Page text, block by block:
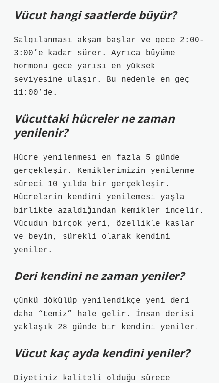
Vücut hangi saatlerde büyür?
Salgılanması akşam başlar ve gece 2:00-
3:00’e kadar sürer. Ayrıca büyüme
hormonu gece yarısı en yüksek
seviyesine ulaşır. Bu nedenle en geç
11:00’de.
Vücuttaki hücreler ne zaman
yenilenir?
Hücre yenilenmesi en fazla 5 günde
gerçekleşir. Kemiklerimizin yenilenme
süreci 10 yılda bir gerçekleşir.
Hücrelerin kendini yenilemesi yaşla
birlikte azaldığından kemikler incelir.
Vücudun birçok yeri, özellikle kaslar
ve beyin, sürekli olarak kendini
yeniler.
Deri kendini ne zaman yeniler?
Çünkü dökülüp yenilendikçe yeni deri
daha “temiz” hale gelir. İnsan derisi
yaklaşık 28 günde bir kendini yeniler.
Vücut kaç ayda kendini yeniler?
Diyetiniz kaliteli olduğu sürece